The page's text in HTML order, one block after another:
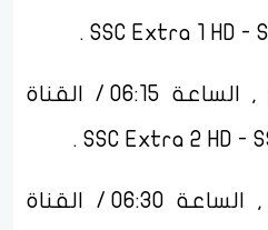
, الساعة 06:15 / القناة
× الخليج , الساعة 06:30 / القناة